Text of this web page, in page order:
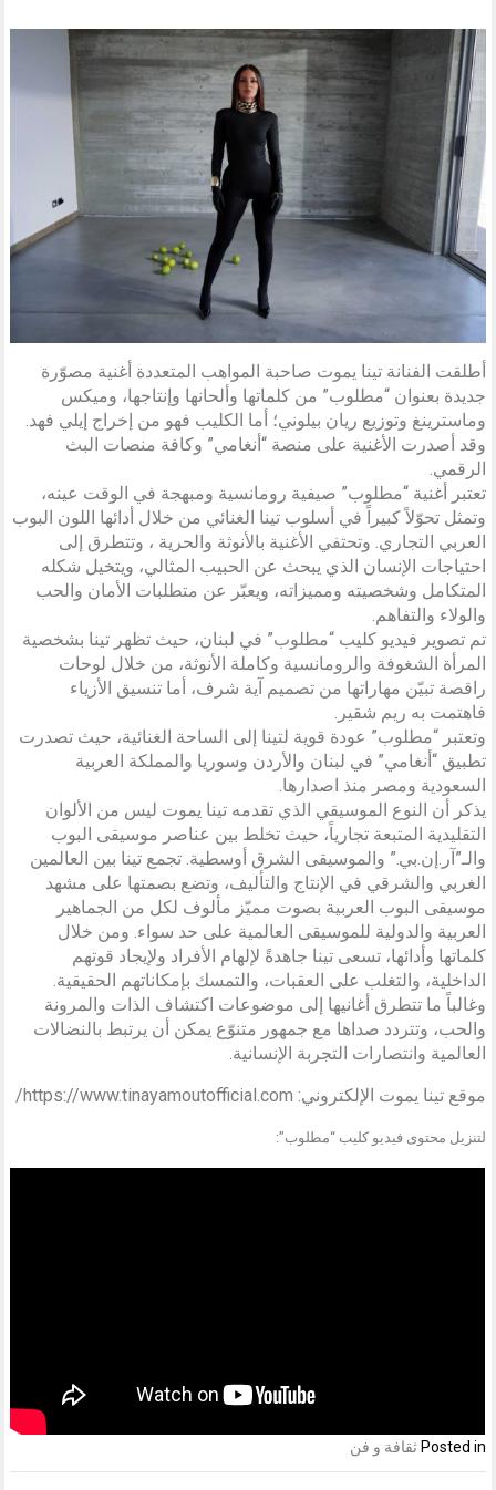
أطلقت الفنانة تينا يموت صاحبة المواهب المتعددة أغنية مصوّرة
جديدة بعنوان “مطلوب” من كلماتها وألحانها وإنتاجها، وميكس
وماسترينغ وتوزيع ريان بيلوني؛ أما الكليب فهو من إخراج إيلي فهد.
وقد أصدرت الأغنية على منصة “أنغامي” وكافة منصات البث
الرقمي.
تعتبر أغنية “مطلوب” صيفية رومانسية ومبهجة في الوقت عينه،
وتمثل تحوّلاً كبيراً في أسلوب تينا الغنائي من خلال أدائها اللون البوب
​​العربي التجاري. وتحتفي الأغنية بالأنوثة والحرية ، وتتطرق إلى
احتياجات الإنسان الذي يبحث عن الحبيب المثالي، ويتخيل شكله
المتكامل وشخصيته ومميزاته، ويعبّر عن متطلبات الأمان والحب
والولاء والتفاهم.
تم تصوير فيديو كليب “مطلوب” في لبنان، حيث تظهر تينا بشخصية
المرأة الشغوفة والرومانسية وكاملة الأنوثة، من خلال لوحات
راقصة تبيّن مهاراتها من تصميم آية شرف، أما تنسيق الأزياء
فاهتمت به ريم شقير.
وتعتبر “مطلوب” عودة قوية لتينا إلى الساحة الغنائية، حيث تصدرت
تطبيق “أنغامي” في لبنان والأردن وسوريا والمملكة العربية
السعودية ومصر منذ اصدارها.
يذكر أن النوع الموسيقي الذي تقدمه تينا يموت ليس من الألوان
التقليدية المتبعة تجارياً، حيث تخلط بين عناصر موسيقى البوب
والـ”آر.إن.بي.” والموسيقى الشرق أوسطية. تجمع تينا بين العالمين
الغربي والشرقي في الإنتاج والتأليف، وتضع بصمتها على مشهد
موسيقى البوب ​​العربية بصوت مميّز مألوف لكل من الجماهير
العربية والدولية للموسيقى العالمية على حد سواء. ومن خلال
كلماتها وأدائها، تسعى تينا جاهدةً لإلهام الأفراد ولإيجاد قوتهم
الداخلية، والتغلب على العقبات، والتمسك بإمكاناتهم الحقيقية.
وغالباً ما تتطرق أغانيها إلى موضوعات اكتشاف الذات والمرونة
والحب، وتتردد صداها مع جمهور متنوّع يمكن أن يرتبط بالنضالات
العالمية وانتصارات التجربة الإنسانية.
موقع تينا يموت الإلكتروني: https://www.tinayamoutofficial.com/
لتنزيل محتوى فيديو كليب “مطلوب”:
Posted in ثقافة و فن